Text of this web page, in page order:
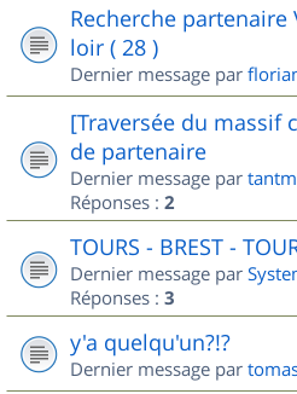
Recherche partenaire
loir ( 28 )
Dernier message par
[Traversée du massif
de partenaire
Dernier message par
Réponses : 2
TOURS - BREST -
Dernier message par
Réponses : 3
y'a quelqu'un?!?
Dernier message par